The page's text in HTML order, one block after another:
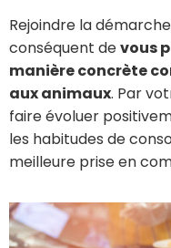
Rejoindre la
conséquent devous
manière concrète
aux animaux. Par
faire évoluer
les habitudes de
meilleure prise en